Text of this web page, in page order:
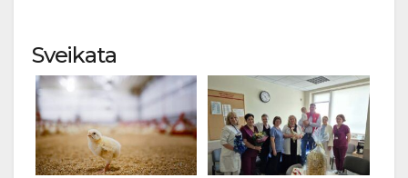
Sveikata